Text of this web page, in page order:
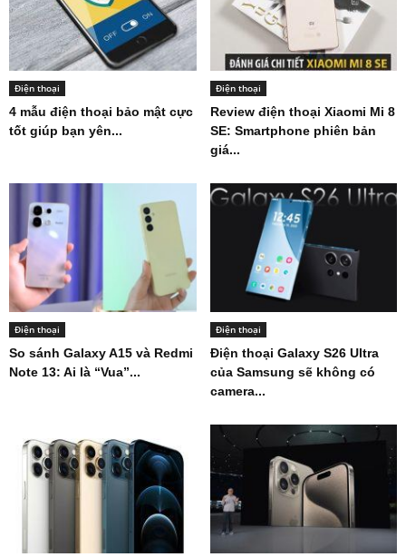
Điện thoại
4 mẫu điện thoại bảo mật cực
tốt giúp bạn yên...
Điện thoại
Review điện thoại Xiaomi Mi 8
SE: Smartphone phiên bản
giá...
Điện thoại
So sánh Galaxy A15 và Redmi
Note 13: Ai là “Vua”...
Điện thoại
Điện thoại Galaxy S26 Ultra
của Samsung sẽ không có
camera...